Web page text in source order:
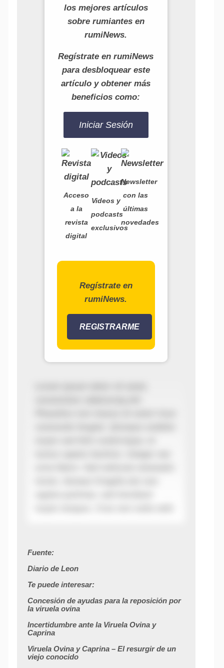
los mejores artículos
sobre rumiantes en
rumiNews.
Regístrate en rumiNews
para desbloquear este
artículo y obtener más
beneficios como:
Iniciar Sesión
Acceso
a la
revista
digital
Videos y
podcasts
exclusivos
Newsletter
con las
últimas
novedades
Regístrate en
rumiNews.
REGISTRARME
Fuente:
Diario de Leon
Te puede interesar:
Concesión de ayudas para la reposición por
la viruela ovina
Incertidumbre ante la Viruela Ovina y
Caprina
Viruela Ovina y Caprina – El resurgir de un
viejo conocido